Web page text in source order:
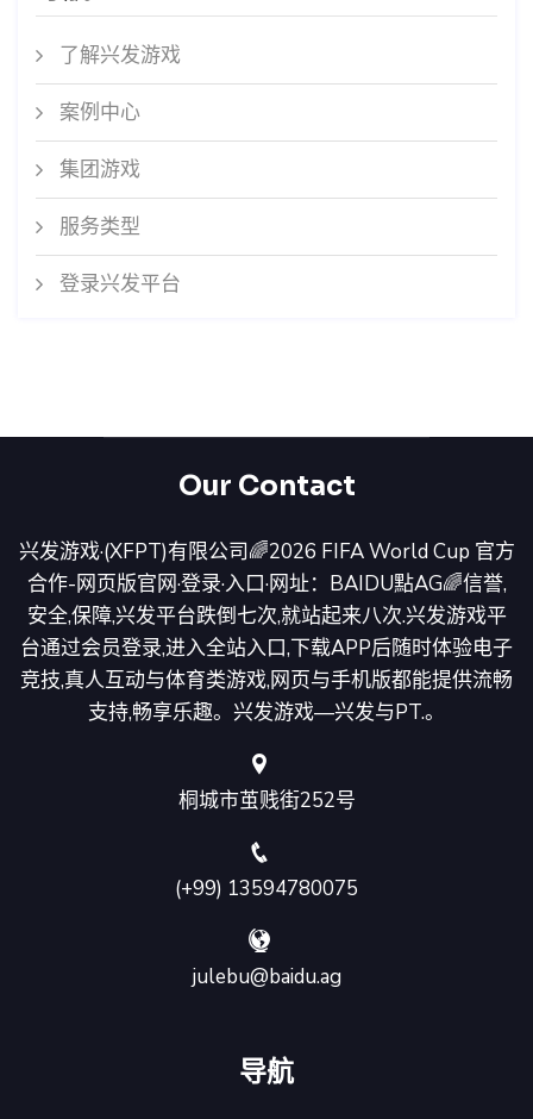
了解兴发游戏
案例中心
集团游戏
服务类型
登录兴发平台
Our Contact
兴发游戏·(XFPT)有限公司🌈2026 FIFA World Cup 官方
合作-网页版官网·登录·入口·网址：BAIDU點AG🌈信誉,
安全,保障,兴发平台跌倒七次,就站起来八次.兴发游戏平
台通过会员登录,进入全站入口,下载APP后随时体验电子
竞技,真人互动与体育类游戏,网页与手机版都能提供流畅
支持,畅享乐趣。兴发游戏—兴发与PT.。
桐城市茧贱街252号
(+99) 13594780075
julebu@baidu.ag
导航